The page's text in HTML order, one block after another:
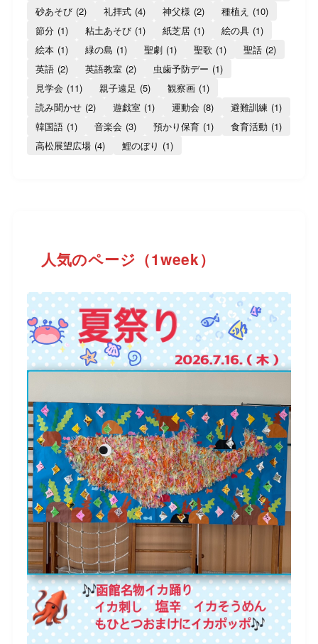
砂あそび (2) 礼拝式 (4) 神父様 (2) 種植え (10)
節分 (1) 粘土あそび (1) 紙芝居 (1) 絵の具 (1)
絵本 (1) 緑の島 (1) 聖劇 (1) 聖歌 (1) 聖話 (2)
英語 (2) 英語教室 (2) 虫歯予防デー (1)
見学会 (11) 親子遠足 (5) 観察画 (1)
読み聞かせ (2) 遊戯室 (1) 運動会 (8) 避難訓練 (1)
韓国語 (1) 音楽会 (3) 預かり保育 (1) 食育活動 (1)
高松展望広場 (4) 鯉のぼり (1)
人気のページ（1week）